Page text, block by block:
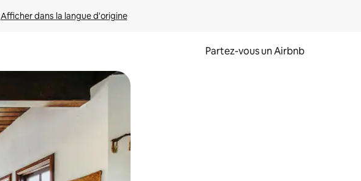
Afficher dans la langue d'origine
Partez-vous un Airbnb